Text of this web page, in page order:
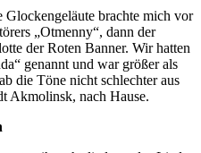
Glockengeläute brachte mich vor
„Otmenny“, dann der
der Roten Banner. Wir hatten
genannt und war größer als
die Töne nicht schlechter aus
Akmolinsk, nach Hause.